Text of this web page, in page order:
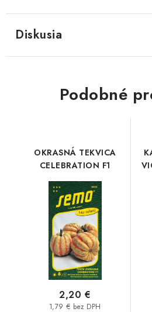
Diskusia
Podobné
OKRASNÁ TEKVICA
CELEBRATION F1
1,79 € bez DPH
2,20 €